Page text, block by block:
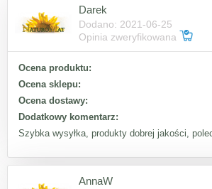
Darek
Dodano: 2021-06-25
Opinia zweryfikowana
Ocena produktu:
Ocena sklepu:
Ocena dostawy:
Dodatkowy komentarz:
Szybka wysyłka, produkty dobrej jakości,
AnnaW